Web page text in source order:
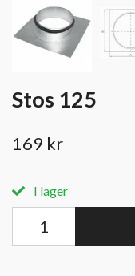
Stos 125
169 kr
I lager